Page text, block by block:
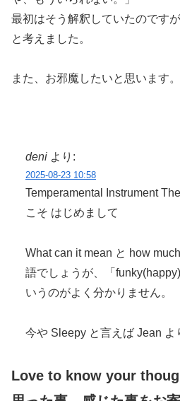
最初はそう解釈していたのです
と考えました。
また、お邪魔したいと思います
deni より:
2025-08-23 10:58
Temperamental Instrument
こそ はじめまして
What can it mean と how
語でしょうが、「
いうのがよく分かりません。
今や Sleepy と言えば Jean
Love to know your